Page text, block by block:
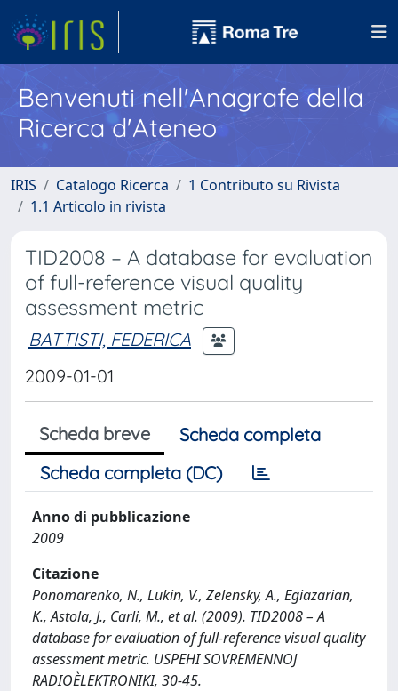
Benvenuti nell'Anagrafe della
Ricerca d'Ateneo
IRIS Catalogo Ricerca
1 Contributo su Rivista
1.1 Articolo in rivista
TID2008 – A database for evaluation
of full-reference visual quality
assessment metric
BATTISTI, FEDERICA
2009-01-01
Scheda breve
Scheda completa
Scheda completa (DC)
Anno di pubblicazione
2009
Citazione
Ponomarenko, N., Lukin, V., Zelensky, A., Egiazarian,
K., Astola, J., Carli, M., et al. (2009). TID2008 – A
database for evaluation of full-reference visual quality
assessment metric. USPEHI SOVREMENNOJ
RADIOÈLEKTRONIKI, 30-45.